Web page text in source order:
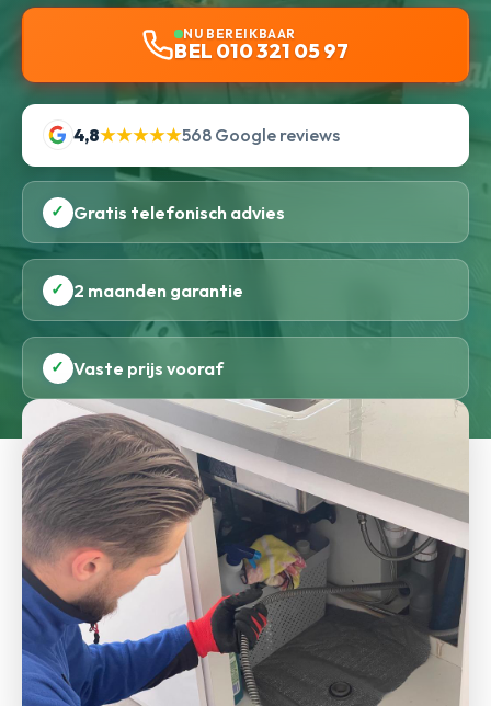
NU BEREIKBAAR
BEL 010 321 05 97
4,8★★★★★568 Google reviews
✓ Gratis telefonisch advies
✓ 2 maanden garantie
✓ Vaste prijs vooraf